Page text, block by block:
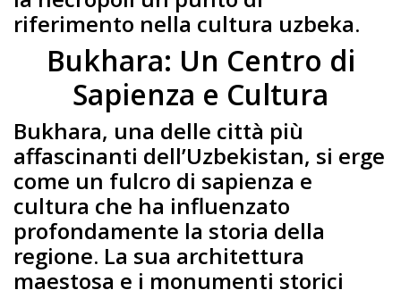
riferimento nella cultura uzbeka.
Bukhara: Un Centro di
Sapienza e Cultura
Bukhara, una delle città più
affascinanti dell’Uzbekistan, si erge
come un fulcro di sapienza e
cultura che ha influenzato
profondamente la storia della
regione. La sua architettura
maestosa e i monumenti storici